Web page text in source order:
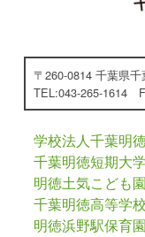
〒260-0814 千葉県
TEL:043-265-1614
学校法人千葉明
千葉明徳短期大学
明徳土気こども園
千葉明徳高等学校
明徳浜野駅保育園